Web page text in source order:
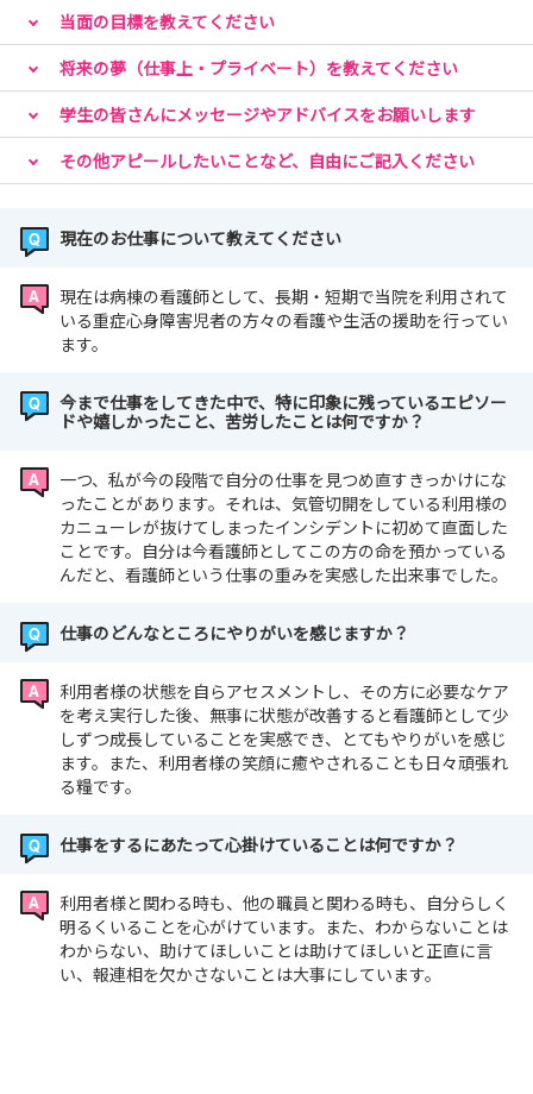
など、たくさんのうれしいお声をいただいています
みんながどうしてこう思ったのかを、ぜひあなたも体感し
てくださいね
【先輩情報公開中】
「仕事のやりがい」「なぜ当院で働こうと思ったのか？」
など、当院で働く先輩の声をご覧ください。
【インスタ情報】
小児療育病院
https://www.instagram.com/tokyoshouniryouikubyou
in/
ね！
（最終更新2026/8/4）
当面の目標を教えてください
将来の夢（仕事上・プライベート）を教えてください
学生の皆さんにメッセージやアドバイスをお願いします
その他アピールしたいことなど、自由にご記入ください
現在のお仕事について教えてください
現在は病棟の看護師として、長期・短期で当院を利用されて
いる重症心身障害児者の方々の看護や生活の援助を行ってい
ます。
今まで仕事をしてきた中で、特に印象に残っているエピソー
ドや嬉しかったこと、苦労したことは何ですか？
一つ、私が今の段階で自分の仕事を見つめ直すきっかけにな
ったことがあります。それは、気管切開をしている利用様の
カニューレが抜けてしまったインシデントに初めて直面した
ことです。自分は今看護師としてこの方の命を預かっている
んだと、看護師という仕事の重みを実感した出来事でした。
仕事のどんなところにやりがいを感じますか？
利用者様の状態を自らアセスメントし、その方に必要なケア
を考え実行した後、無事に状態が改善すると看護師として少
しずつ成長していることを実感でき、とてもやりがいを感じ
ます。また、利用者様の笑顔に癒やされることも日々頑張れ
る糧です。
仕事をするにあたって心掛けていることは何ですか？
利用者様と関わる時も、他の職員と関わる時も、自分らしく
明るくいることを心がけています。また、わからないことは
わからない、助けてほしいことは助けてほしいと正直に言
い、報連相を欠かさないことは大事にしています。